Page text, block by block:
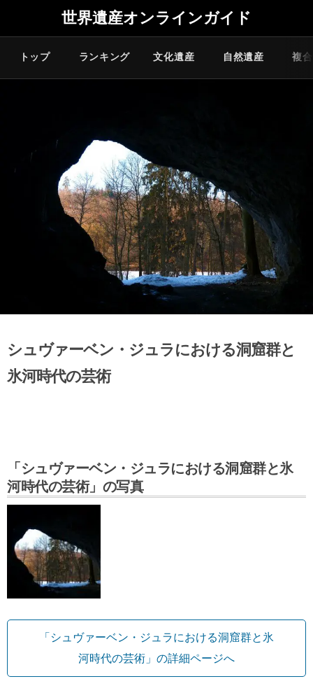
世界遺産オンラインガイド
トップ ランキング 文化遺産 自然遺産 複
シュヴァーベン・ジュラにおける洞窟群と
氷河時代の芸術
「シュヴァーベン・ジュラにおける洞窟群と氷
河時代の芸術」の写真
「シュヴァーベン・ジュラにおける洞窟群と氷
河時代の芸術」の詳細ページへ